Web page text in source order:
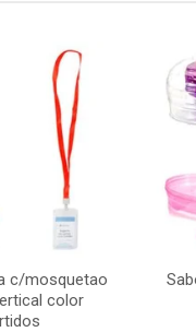
c/mosquetao
color